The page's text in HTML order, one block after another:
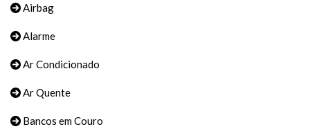
Airbag
Alarme
Ar Condicionado
Ar Quente
Bancos em Couro